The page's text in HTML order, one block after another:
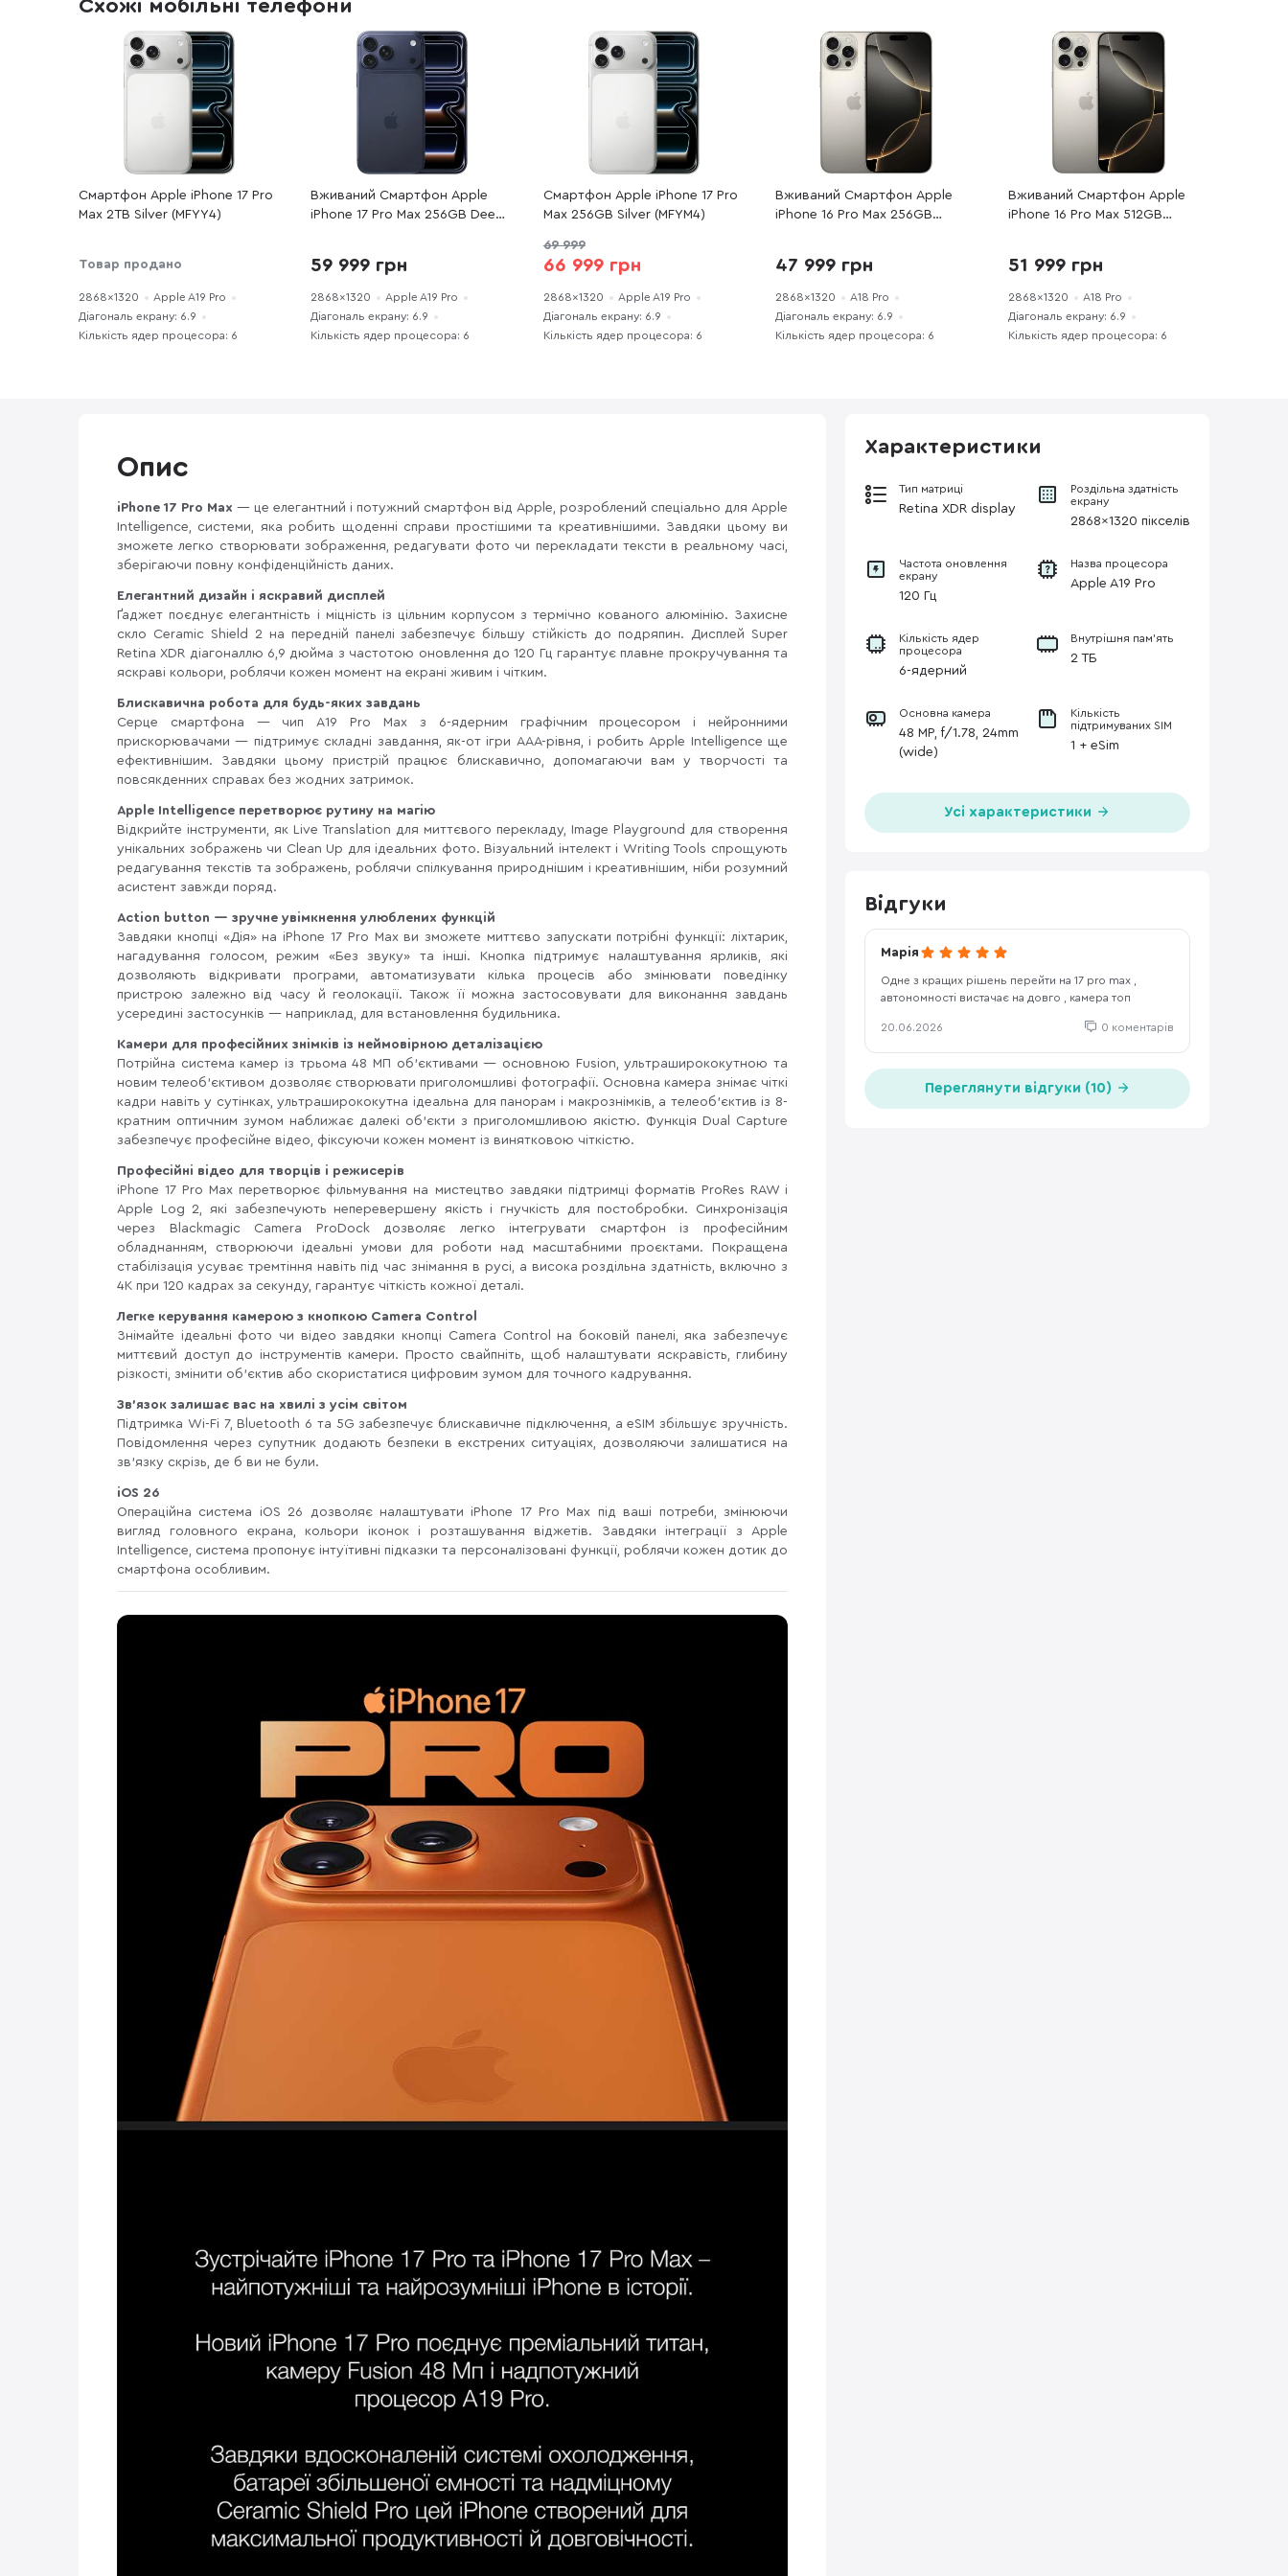
Схожі мобільні телефони
Смартфон Apple iPhone 17 Pro
Max 2TB Silver (MFYY4)
Товар продано
2868x1320
Apple A19 Pro
Діагональ екрану: 6.9
Кількість ядер процесора: 6
Вживаний Смартфон Apple
iPhone 17 Pro Max 256GB Deep
59 999 грн
2868x1320
Apple A19 Pro
Діагональ екрану: 6.9
Кількість ядер процесора: 6
Смартфон Apple iPhone 17 Pro
Max 256GB Silver (MFYM4)
69 999
66 999 грн
2868x1320
Apple A19 Pro
Діагональ екрану: 6.9
Кількість ядер процесора: 6
Вживаний Смартфон Apple
iPhone 16 Pro Max 256GB
стан
47 999 грн
2868x1320
A18 Pro
Діагональ екрану: 6.9
Кількість ядер процесора: 6
Вживаний Смартфон Apple
iPhone 16 Pro Max 512GB
стан
51 999 грн
2868x1320
A18 Pro
Діагональ екрану: 6.9
Кількість ядер процесора: 6
Опис
iPhone 17 Pro Max — це елегантний і потужний смартфон від Apple, розроблений спеціально для Apple
Intelligence, системи, яка робить щоденні справи простішими та креативнішими. Завдяки цьому ви
зможете легко створювати зображення, редагувати фото чи перекладати тексти в реальному часі,
зберігаючи повну конфіденційність даних.
Елегантний дизайн і яскравий дисплей
Ґаджет поєднує елегантність і міцність із цільним корпусом з термічно кованого алюмінію. Захисне
скло Ceramic Shield 2 на передній панелі забезпечує більшу стійкість до подряпин. Дисплей Super
Retina XDR діагоналлю 6,9 дюйма з частотою оновлення до 120 Гц гарантує плавне прокручування та
яскраві кольори, роблячи кожен момент на екрані живим і чітким.
Блискавична робота для будь-яких завдань
Серце смартфона — чип A19 Pro Max з 6-ядерним графічним процесором і нейронними
прискорювачами — підтримує складні завдання, як-от ігри AAA-рівня, і робить Apple Intelligence ще
ефективнішим. Завдяки цьому пристрій працює блискавично, допомагаючи вам у творчості та
повсякденних справах без жодних затримок.
Apple Intelligence перетворює рутину на магію
Відкрийте інструменти, як Live Translation для миттєвого перекладу, Image Playground для створення
унікальних зображень чи Clean Up для ідеальних фото. Візуальний інтелект і Writing Tools спрощують
редагування текстів та зображень, роблячи спілкування природнішим і креативнішим, ніби розумний
асистент завжди поряд.
Action button — зручне увімкнення улюблених функцій
Завдяки кнопці «Дія» на iPhone 17 Pro Max ви зможете миттєво запускати потрібні функції: ліхтарик,
нагадування голосом, режим «Без звуку» та інші. Кнопка підтримує налаштування ярликів, які
дозволяють відкривати програми, автоматизувати кілька процесів або змінювати поведінку
пристрою залежно від часу й геолокації. Також її можна застосовувати для виконання завдань
усередині застосунків — наприклад, для встановлення будильника.
Камери для професійних знімків із неймовірною деталізацією
Потрійна система камер із трьома 48 МП об’єктивами — основною Fusion, ультраширококутною та
новим телеоб’єктивом дозволяє створювати приголомшливі фотографії. Основна камера знімає чіткі
кадри навіть у сутінках, ультраширококутна ідеальна для панорам і макрознімків, а телеоб’єктив із 8-
кратним оптичним зумом наближає далекі об’єкти з приголомшливою якістю. Функція Dual Capture
забезпечує професійне відео, фіксуючи кожен момент із винятковою чіткістю.
Професійні відео для творців і режисерів
iPhone 17 Pro Max перетворює фільмування на мистецтво завдяки підтримці форматів ProRes RAW і
Apple Log 2, які забезпечують неперевершену якість і гнучкість для постобробки. Синхронізація
через Blackmagic Camera ProDock дозволяє легко інтегрувати смартфон із професійним
обладнанням, створюючи ідеальні умови для роботи над масштабними проєктами. Покращена
стабілізація усуває тремтіння навіть під час знімання в русі, а висока роздільна здатність, включно з
4K при 120 кадрах за секунду, гарантує чіткість кожної деталі.
Легке керування камерою з кнопкою Camera Control
Знімайте ідеальні фото чи відео завдяки кнопці Camera Control на боковій панелі, яка забезпечує
миттєвий доступ до інструментів камери. Просто свайпніть, щоб налаштувати яскравість, глибину
різкості, змінити об’єктив або скористатися цифровим зумом для точного кадрування.
Зв'язок залишає вас на хвилі з усім світом
Підтримка Wi-Fi 7, Bluetooth 6 та 5G забезпечує блискавичне підключення, а eSIM збільшує зручність.
Повідомлення через супутник додають безпеки в екстрених ситуаціях, дозволяючи залишатися на
зв'язку скрізь, де б ви не були.
iOS 26
Операційна система iOS 26 дозволяє налаштувати iPhone 17 Pro Max під ваші потреби, змінюючи
вигляд головного екрана, кольори іконок і розташування віджетів. Завдяки інтеграції з Apple
Intelligence, система пропонує інтуїтивні підказки та персоналізовані функції, роблячи кожен дотик до
смартфона особливим.
Характеристики
Тип матриці
Retina XDR display
Роздільна здатність
екрану
2868x1320 пікселів
Частота оновлення
екрану
120 Гц
Назва процесора
Apple A19 Pro
Кількість ядер
процесора
6-ядерний
Внутрішня пам'ять
2 ТБ
Основна камера
48 MP, f/1.78, 24mm
(wide)
Кількість
підтримуваних SIM
1 + eSim
Усі характеристики
Відгуки
Марія
Одне з кращих рішень перейти на 17 pro max ,
автономності вистачає на довго , камера топ
20.06.2026 0 коментарів
Переглянути відгуки (10)